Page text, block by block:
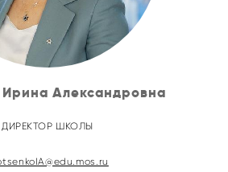
Ирина Александровна
ДИРЕКТОР ШКОЛЫ